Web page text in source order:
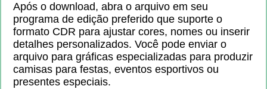
Após o download, abra o arquivo em seu
programa de edição preferido que suporte o
formato CDR para ajustar cores, nomes ou inserir
detalhes personalizados. Você pode enviar o
arquivo para gráficas especializadas para produzir
camisas para festas, eventos esportivos ou
presentes especiais.